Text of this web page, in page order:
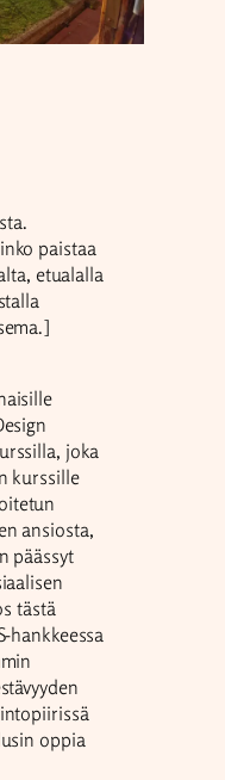
paistaa
etualalla
joka
kurssille
ansiosta,
päässyt
tästä
hankkeessa
oppia